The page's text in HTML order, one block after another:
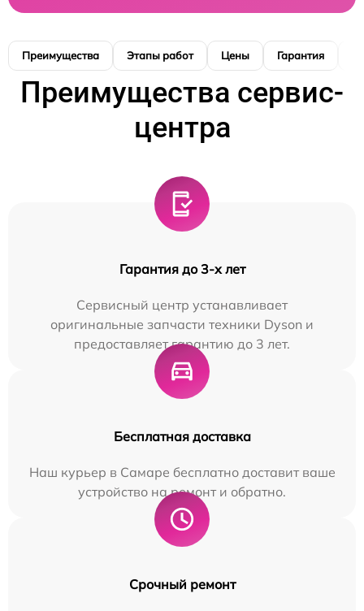
Преимущества Этапы работ Цены Гарантия
Преимущества сервис-
центра
Гарантия до 3-х лет
Сервисный центр устанавливает
оригинальные запчасти техники Dyson и
предоставляет гарантию до 3 лет.
Бесплатная доставка
Наш курьер в Самаре бесплатно доставит ваше
устройство на ремонт и обратно.
Срочный ремонт